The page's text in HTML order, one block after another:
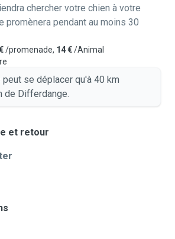
chercher votre chien à votre
promènera pendant au moins 30
/promenade, 14 €/Animal
peut se déplacer qu'à 40 km
de Differdange.
et retour